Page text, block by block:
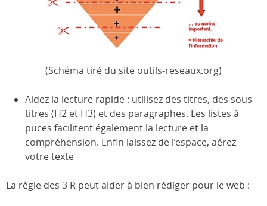
(Schéma tiré du site outils-reseaux.org)
Aidez la lecture rapide : utilisez des titres, des sous
titres (H2 et H3) et des paragraphes. Les listes à
puces facilitent également la lecture et la
compréhension. Enfin laissez de l’espace, aérez
votre texte
La règle des 3 R peut aider à bien rédiger pour le web :